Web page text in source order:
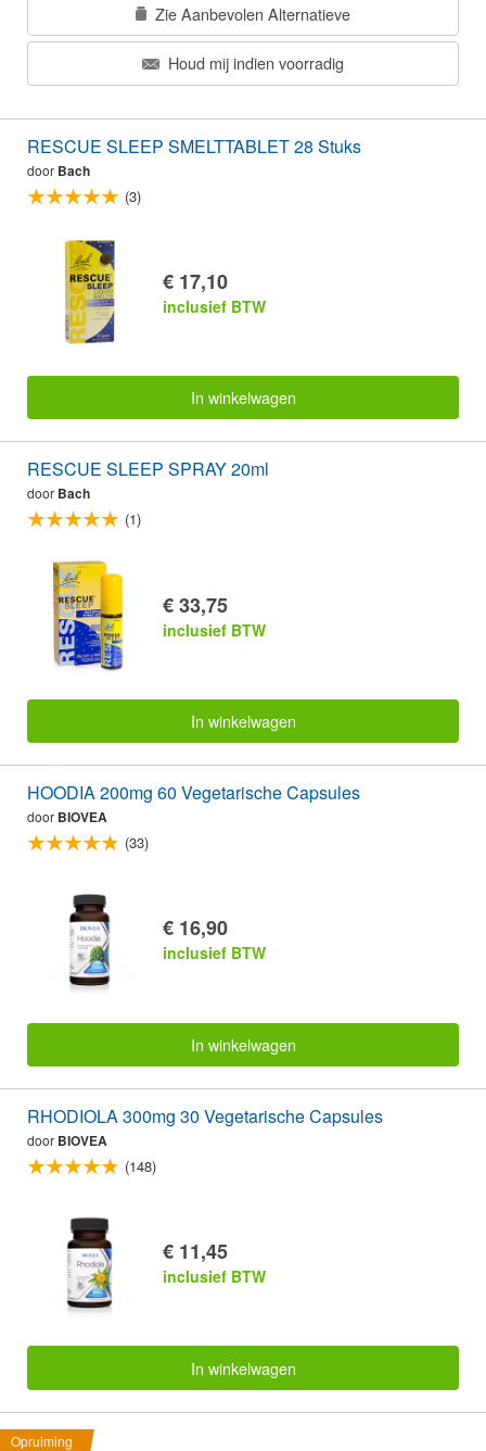
Zie Aanbevolen Alternatieve
Houd mij indien voorradig
RESCUE SLEEP SMELTTABLET 28 Stuks
door Bach
(3)
€ 17,10
inclusief BTW
In winkelwagen
RESCUE SLEEP SPRAY 20ml
door Bach
(1)
€ 33,75
inclusief BTW
In winkelwagen
HOODIA 200mg 60 Vegetarische Capsules
door BIOVEA
(33)
€ 16,90
inclusief BTW
In winkelwagen
RHODIOLA 300mg 30 Vegetarische Capsules
door BIOVEA
(148)
€ 11,45
inclusief BTW
In winkelwagen
Opruiming